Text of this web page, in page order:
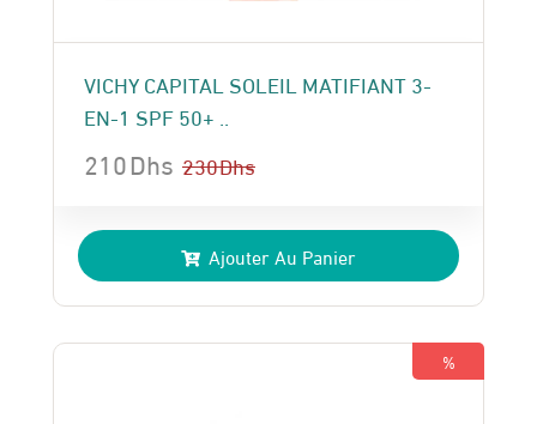
VICHY CAPITAL SOLEIL MATIFIANT 3-
EN-1 SPF 50+ ..
230Dhs
prix
initial
était :
230 Dhs.
210Dhs
prix
actuel
est :
210 Dhs.
Ajouter Au Panier
%